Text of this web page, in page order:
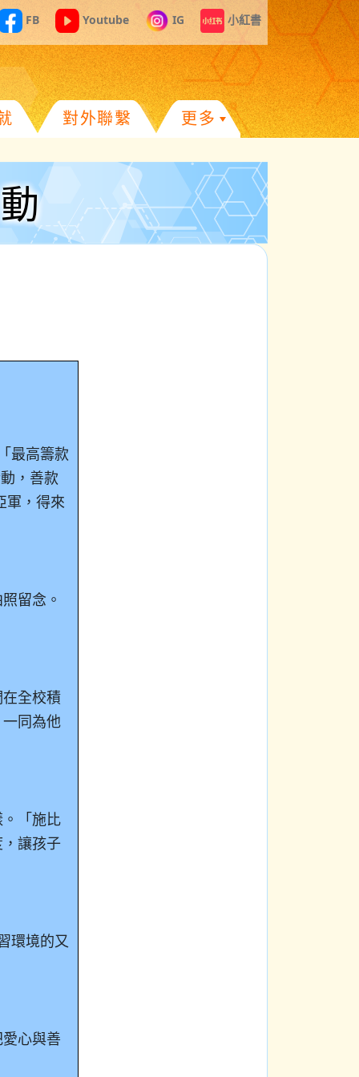
FB Youtube IG 小紅書
對外聯繫 更多
最高籌款
，善款
軍，得來
留念。
全校積
同為他
「施比
讓孩子
環境的又
心與善